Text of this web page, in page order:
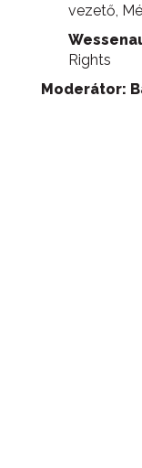
vezető,
Rights
Moderátor: